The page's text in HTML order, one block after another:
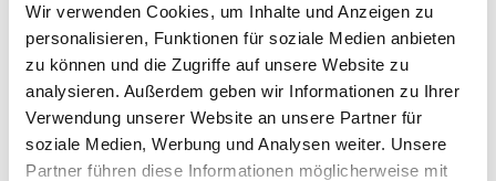
Wir verwenden Cookies, um Inhalte und Anzeigen zu
personalisieren, Funktionen für soziale Medien anbieten
zu können und die Zugriffe auf unsere Website zu
analysieren. Außerdem geben wir Informationen zu Ihrer
Verwendung unserer Website an unsere Partner für
soziale Medien, Werbung und Analysen weiter. Unsere
Partner führen diese Informationen möglicherweise mit